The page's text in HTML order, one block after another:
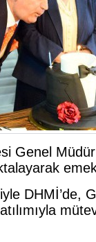
Genel Müdür
DHMİ’de,